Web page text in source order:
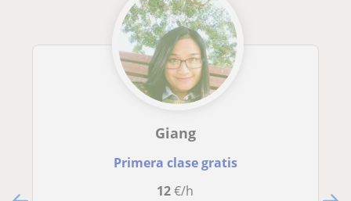
Giang
Primera clase gratis
12€/h